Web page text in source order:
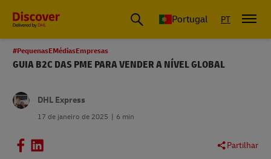
Portugal PT
#PequenasEMédiasEmpresas
GUIA B2C DAS PME PARA VENDER A NÍVEL GLOBAL
DHL Express
17 de janeiro de 2025 6 min
Partilhar